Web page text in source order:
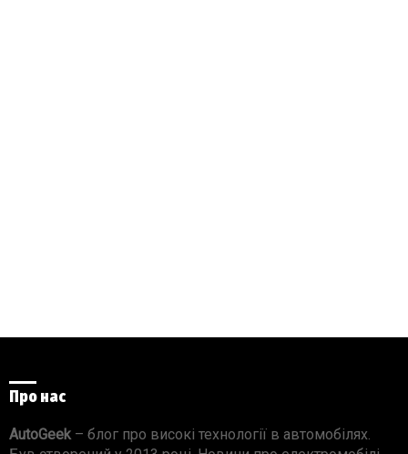
Про нас
AutoGeek– блог про високі технології в автомобілях.